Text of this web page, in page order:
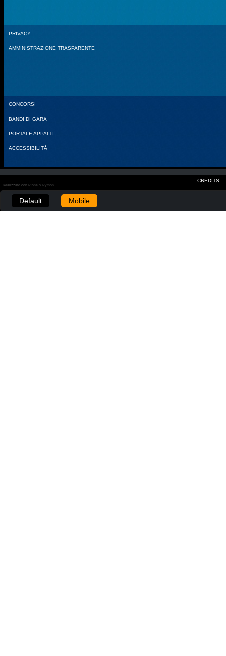
PRIVACY
AMMINISTRAZIONE TRASPARENTE
CONCORSI
BANDI DI GARA
PORTALE APPALTI
ACCESSIBILITÀ
CREDITS
Realizzato con Plone & Python
Default Mobile